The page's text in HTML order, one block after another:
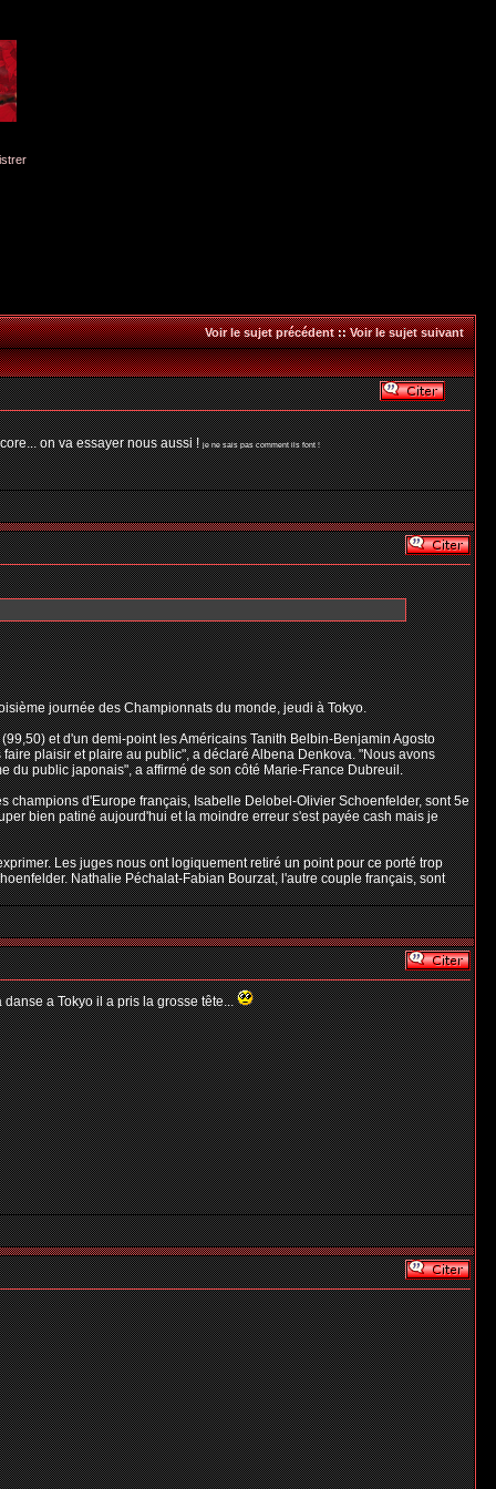
Voir le sujet précédent::Voir le sujet suivant
on va essayer nous aussi !je ne sais pas comment ils font !
journée des Championnats du monde, jeudi à Tokyo.
et d'un demi-point les Américains Tanith Belbin-Benjamin Agosto
plaisir et plaire au public", a déclaré Albena Denkova. "Nous avons
du public japonais", a affirmé de son côté Marie-France Dubreuil.
champions d'Europe français, Isabelle Delobel-Olivier Schoenfelder, sont 5e
bien patiné aujourd'hui et la moindre erreur s'est payée cash mais je
Les juges nous ont logiquement retiré un point pour ce porté trop
Nathalie Péchalat-Fabian Bourzat, l'autre couple français, sont
a Tokyo il a pris la grosse tête...